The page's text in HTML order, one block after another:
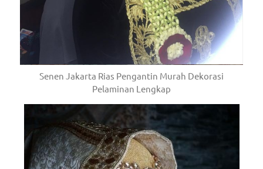
Senen Jakarta Rias Pengantin Murah Dekorasi
Pelaminan Lengkap